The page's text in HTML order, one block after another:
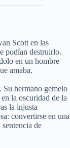
Scott en las
podían destruirlo.
en un hombre
amaba.
hermano gemelo
la oscuridad de la
la injusta
convertirse en una
de